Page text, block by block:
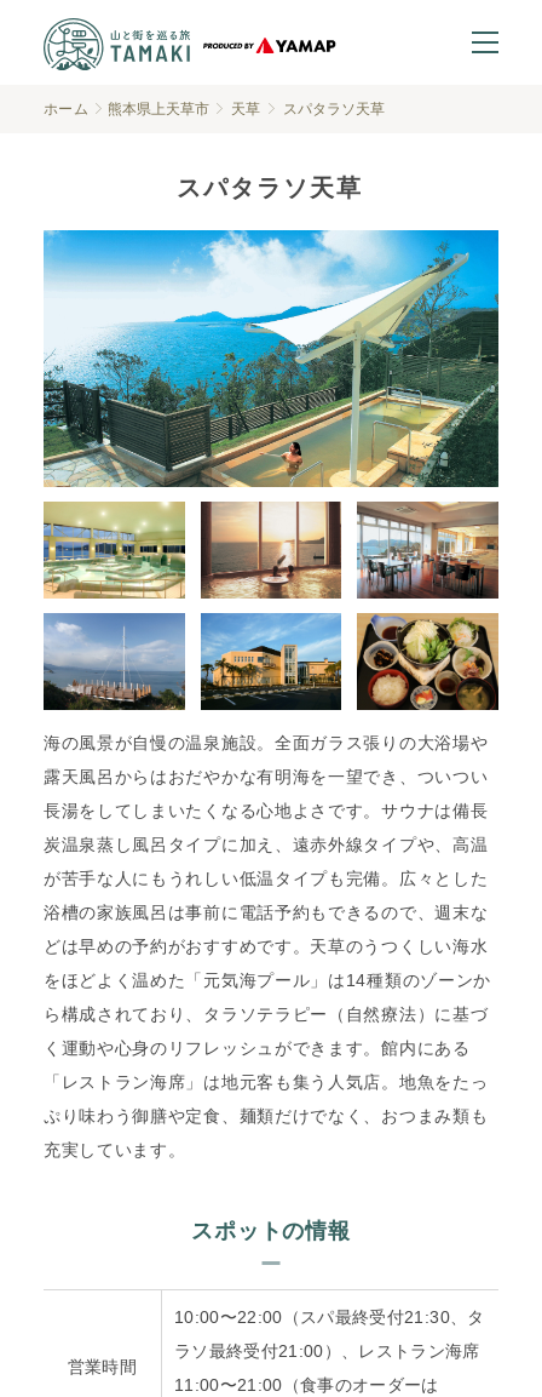
ホーム 熊本県上天草市 天草 スパタラソ天草
スパタラソ天草
海の風景が自慢の温泉施設。全面ガラス張りの大浴場や
露天風呂からはおだやかな有明海を一望でき、ついつい
長湯をしてしまいたくなる心地よさです。サウナは備長
炭温泉蒸し風呂タイプに加え、遠赤外線タイプや、高温
が苦手な人にもうれしい低温タイプも完備。広々とした
浴槽の家族風呂は事前に電話予約もできるので、週末な
どは早めの予約がおすすめです。天草のうつくしい海水
をほどよく温めた「元気海プール」は14種類のゾーンか
ら構成されており、タラソテラピー（自然療法）に基づ
く運動や心身のリフレッシュができます。館内にある
「レストラン海席」は地元客も集う人気店。地魚をたっ
ぷり味わう御膳や定食、麺類だけでなく、おつまみ類も
充実しています。
スポットの情報
営業時間
10:00〜22:00（スパ最終受付21:30、タ
ラソ最終受付21:00）、レストラン海席
11:00〜21:00（食事のオーダーは